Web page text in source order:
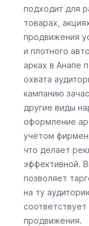
подходит для
товарах,
продвижения
и плотного
арках в Анапе
охвата
кампанию
другие виды
оформление
учётом
что делает
эффективной.
позволяет
на ту
продвижения.